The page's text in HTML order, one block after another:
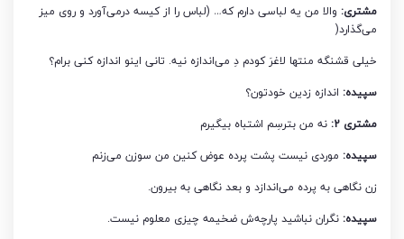
مشتری: والا من یه لباسی دارم که… (لباس را از کیسه درمی‌آورد و روی میز
می‌گذارد(
خیلی قشنگه منتها لاغرَ کودم دِ می‌اندازه نیه. تانی اینو اندازه کنی برام؟
سپیده: اندازه زدین خودتون؟
مشتری 2:
نه من بترسِم اشتباه بیگیرم
سپیده: موردی نیست پشت پرده عوض کنین من سوزن می‌زنم
زن نگاهی به پرده می‌اندازد و بعد نگاهی به بیرون.
سپیده: نگران نباشید پارچه‌ش ضخیمه چیزی معلوم نیست.